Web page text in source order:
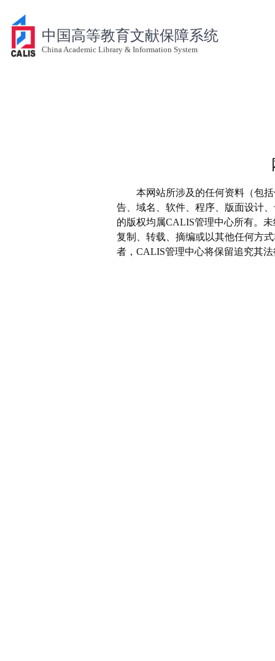
中国高等教育文献保障系统
China Academic Library & Information System
本网站所涉及的任何资料（包
告、域名、软件、程序、版面设计
的版权均属CALIS管理中心所有。
复制、转载、摘编或以其他任何方
者，CALIS管理中心将保留追究其